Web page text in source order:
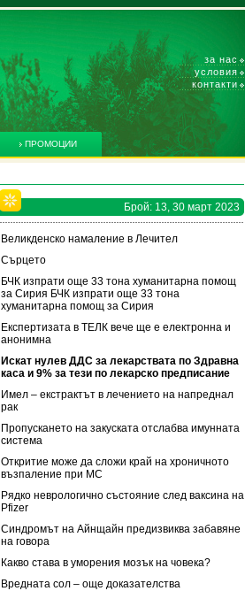
за нас
условия
контакти
ПРОМОЦИИ
Брой: 13, 30 март 2023
Великденско намаление в Лечител
Сърцето
БЧК изпрати още 33 тона хуманитарна помощ
за Сирия БЧК изпрати още 33 тона
хуманитарна помощ за Сирия
Експертизата в ТЕЛК вече ще е електронна и
анонимна
Искат нулев ДДС за лекарствата по Здравна
каса и 9% за тези по лекарско предписание
Имел – екстрактът в лечението на напреднал
рак
Пропускането на закуската отслабва имунната
система
Откритие може да сложи край на хроничното
възпаление при МС
Рядко неврологично състояние след ваксина на
Pfizer
Синдромът на Айнщайн предизвиква забавяне
на говора
Какво става в уморения мозък на човека?
Вредната сол – още доказателства